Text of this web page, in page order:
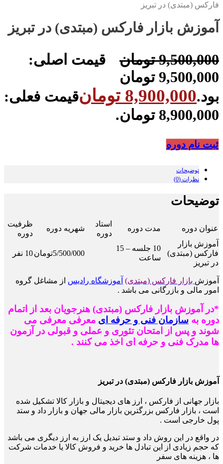
فارکس (مبتدی) در تبریز
آموزش بازار فارکس (مبتدی) در تبریز
9,500,000 تومان
قیمت اصلی:
9,500,000 تومان
بود.8,900,000 تومانقیمت فعلی:
8,900,000 تومان.
ثبت نام دوره
توضیحات
نظرات (0)
توضیحات
عنوان دوره مدت دوره
استاد
دوره
شهریه دوره
ظرفیت
دوره
آموزش بازار
فارکس (مبتدی)
در تبریز
10 جلسه – 15
ساعت
5/500/000تومان 10 نفر
آموزش بازار فارکس (مبتدی) آموزشگاه رادیس از مشاغل گروه
امور مالی و بازرگانی می باشد .
*در آموزش بازار فارکس (مبتدی) هنرجویان بعد از اتمام
دوره به سازمان فنی و حرفه ای معرفی معرفی می
شوند و پس از امتحان تئوری و عملی و قبولی در آزمون
ها مدرک فنی و حرفه ای اخذ می کنند .
آموزش بازار فارکس (مبتدی) در تبریز
بازار جهانی از فارکس ، ارز های دیجیتال و بازار کالا تشکیل شده
است ، بازار فارکس بزرگترین بازار مالی جهان و بازار داد و ستد
پول خارجی است .
در واقع در این روش داد و ستد تبدیل یک ارز به ارز دیگری می باشد
که حجم زیادی از این تبادل ها خرید و فروش کالا یا خدمات شرکت
ها ، هزینه های سفر